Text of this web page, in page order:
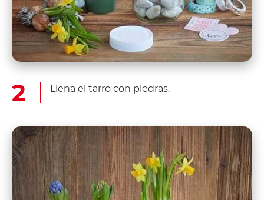
Llena el tarro con piedras.